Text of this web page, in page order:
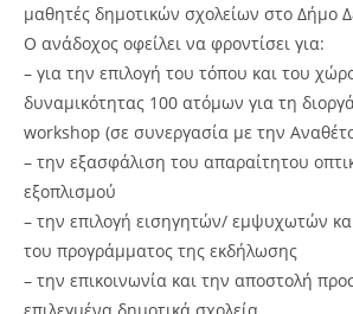
μαθητές δημοτικών σχολείων στο Δήμο
Ο ανάδοχος οφείλει να φροντίσει για:
– για την επιλογή του τόπου και του
δυναμικότητας 100 ατόμων για τη
workshop (σε συνεργασία με την
– την εξασφάλιση του απαραίτητου
εξοπλισμού
– την επιλογή εισηγητών/ εμψυχωτών
του προγράμματος της εκδήλωσης
– την επικοινωνία και την αποστολή